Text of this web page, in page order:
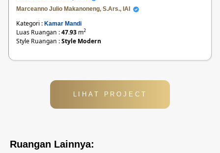
Marceanno Julio Makanoneng, S.Ars., IAI
Kategori : Kamar Mandi
Luas Ruangan :47.93m2
Style Ruangan :Style Modern
LIHAT PROJECT
Ruangan Lainnya: